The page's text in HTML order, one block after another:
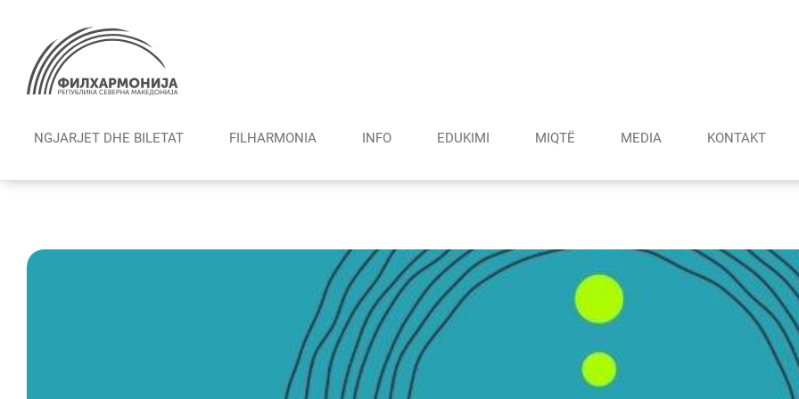
content
NGJARJET DHE BILETAT FILHARMONIА INFO EDUKIMI MIQTË MEDIA KONTAKT